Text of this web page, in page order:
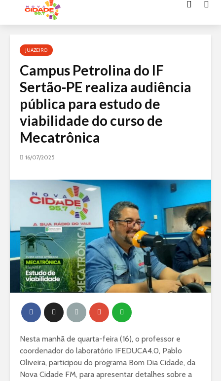
Acessar
conteúdoJUAZEIRO
Campus Petrolina do IF
Sertão-PE realiza audiência
pública para estudo de
viabilidade do curso de
Mecatrônica
16/07/2025
Nesta manhã de quarta-feira (16), o professor e
coordenador do laboratório IFEDUCA4.0, Pablo
Oliveira, participou do programa Bom Dia Cidade, da
Nova Cidade FM, para apresentar detalhes sobre a